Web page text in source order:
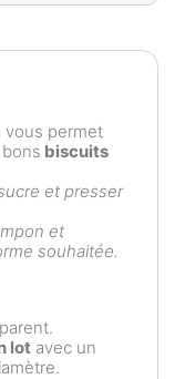
vous permet
biscuits
et presser
et
souhaitée.
lot avec un